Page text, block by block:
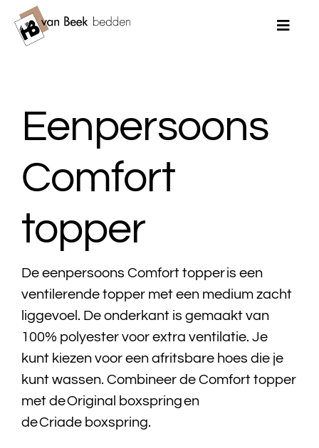
naar
Toggle
Merken
Matrassen
Topmatrassen
Dekbedden
Kussens
Acties
Eenpersoons
Comfort
topper
De eenpersoons Comfort topper is een
ventilerende topper met een medium zacht
liggevoel. De onderkant is gemaakt van
100% polyester voor extra ventilatie. Je
kunt kiezen voor een afritsbare hoes die je
kunt wassen. Combineer de Comfort topper
met de Original boxspring en
de Criade boxspring.